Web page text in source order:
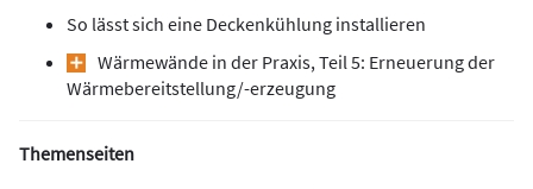
So lässt sich eine Deckenkühlung installieren
Wärmewände in der Praxis, Teil 5: Erneuerung der
Wärmebereitstellung/-erzeugung
Themenseiten